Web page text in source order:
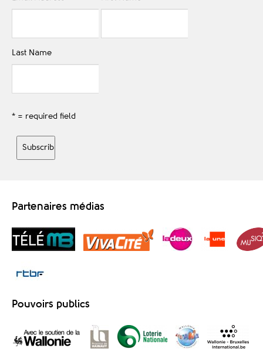
Last Name
* = required field
Partenaires médias
Pouvoirs publics